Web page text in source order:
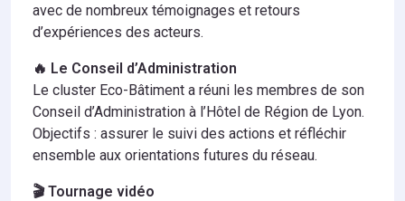
avec de nombreux témoignages et retours
d’expériences des acteurs.
🔥 Le Conseil d’Administration
Le cluster Eco-Bâtiment a réuni les membres de son
Conseil d’Administration à l’Hôtel de Région de Lyon.
Objectifs : assurer le suivi des actions et réfléchir
ensemble aux orientations futures du réseau.
🎬 Tournage vidéo